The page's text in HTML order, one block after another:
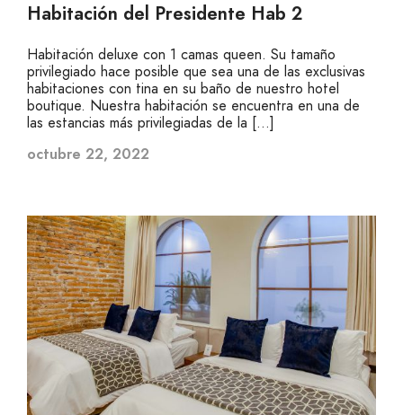
Habitación del Presidente Hab 2
Habitación deluxe con 1 camas queen. Su tamaño
privilegiado hace posible que sea una de las exclusivas
habitaciones con tina en su baño de nuestro hotel
boutique. Nuestra habitación se encuentra en una de
las estancias más privilegiadas de la […]
octubre 22, 2022